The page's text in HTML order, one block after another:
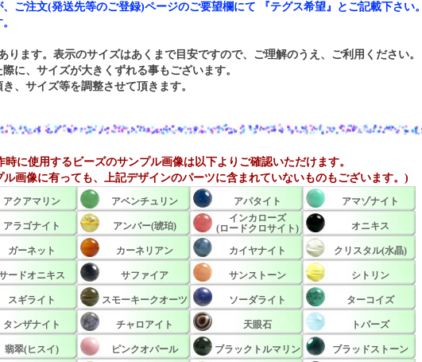
ご注文(発送先等のご登録)ページのご要望欄にて 『テグス希望』とご記載下さい。
ます。表示のサイズはあくまで目安ですので、ご理解のうえ、ご利用ください。
に、サイズが大きくずれる事もございます。
、サイズ等を調整させて頂きます。
時に使用するビーズのサンプル画像は以下よりご確認いただけます。
ル画像に有っても、上記デザインのパーツに含まれていないものもございます。)
アクアマリン アベンチュリン アパタイト アマゾナイト
アラゴナイト アンバー(琥珀)
インカローズ
(ロードクロサイト)
オニキス
ガーネット カーネリアン カイヤナイト クリスタル(水晶)
ードオニキス サファイア サンストーン シトリン
スギライト スモーキークオーツ ソーダライト ターコイズ
タンザナイト チャロアイト 天眼石 トパーズ
翡翠(ヒスイ) ピンクオパール ブラックトルマリン ブラッドストーン